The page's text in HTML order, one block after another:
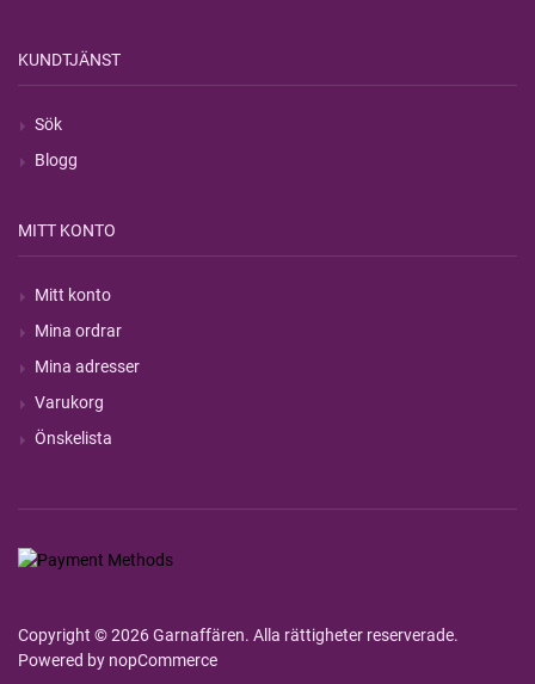
KUNDTJÄNST
Sök
Blogg
MITT KONTO
Mitt konto
Mina ordrar
Mina adresser
Varukorg
Önskelista
Copyright © 2026 Garnaffären. Alla rättigheter reserverade.
Powered by nopCommerce